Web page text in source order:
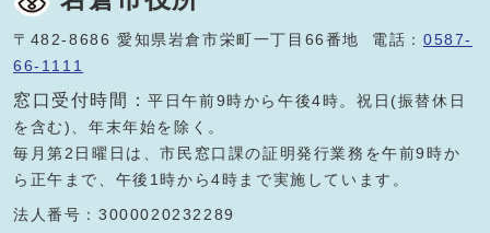
〒482-8686 愛知県岩倉市栄町一丁目66番地 電話：0587-
66-1111
窓口受付時間：平日午前9時から午後4時。祝日(振替休日
を含む)、年末年始を除く。
毎月第2日曜日は、市民窓口課の証明発行業務を午前9時か
ら正午まで、午後1時から4時まで実施しています。
法人番号：3000020232289